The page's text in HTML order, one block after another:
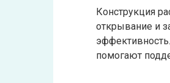
Конструкция
открывание и
помогают